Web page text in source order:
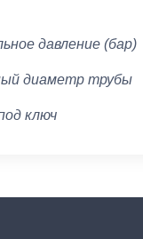
давление (бар)
диаметр трубы
ключ